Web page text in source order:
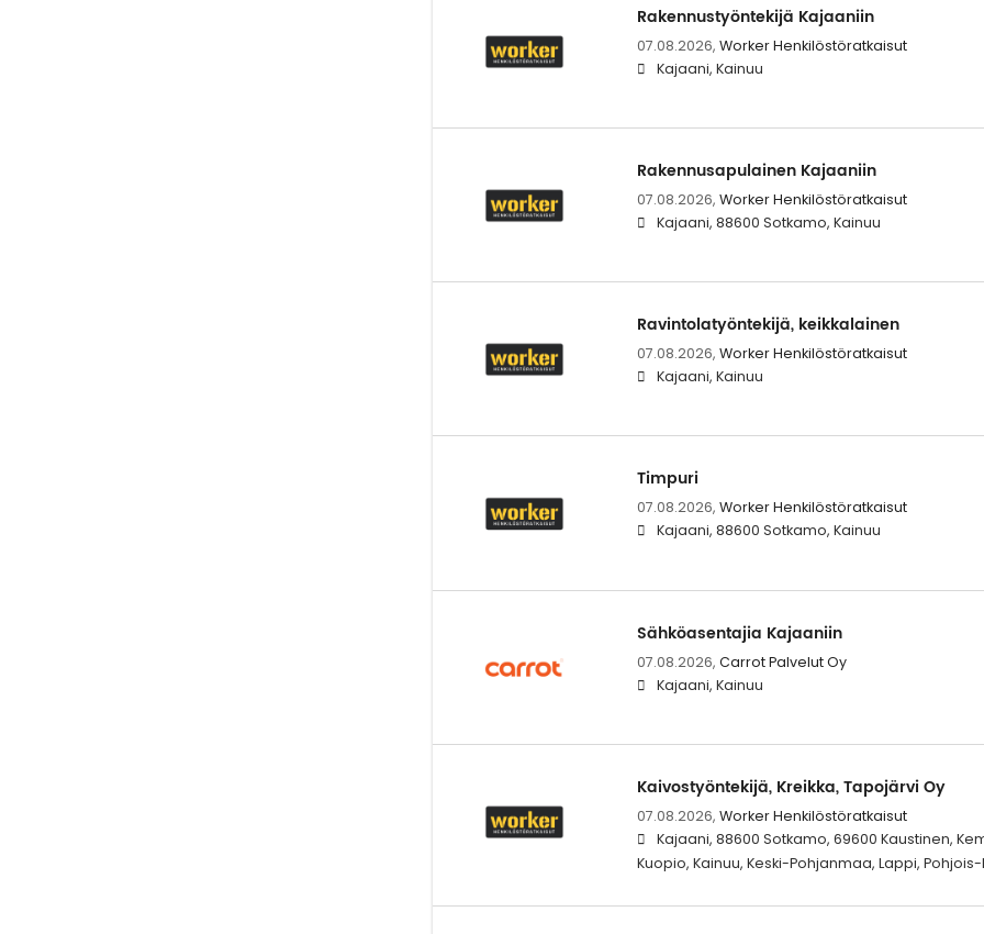
Rakennustyöntekijä Kajaaniin
07.08.2026, Worker Henkilöstöratkaisut
Kajaani, Kainuu
Rakennusapulainen Kajaaniin
07.08.2026, Worker Henkilöstöratkaisut
Kajaani, 88600 Sotkamo, Kainuu
Ravintolatyöntekijä, keikkalainen
07.08.2026, Worker Henkilöstöratkaisut
Kajaani, Kainuu
Timpuri
07.08.2026, Worker Henkilöstöratkaisut
Kajaani, 88600 Sotkamo, Kainuu
Sähköasentajia Kajaaniin
07.08.2026, Carrot Palvelut Oy
Kajaani, Kainuu
Kaivostyöntekijä, Kreikka, Tapojärvi Oy
07.08.2026, Worker Henkilöstöratkaisut
Kajaani, 88600 Sotkamo, 69600 Kaustinen,
Kuopio, Kainuu, Keski-Pohjanmaa, Lappi,